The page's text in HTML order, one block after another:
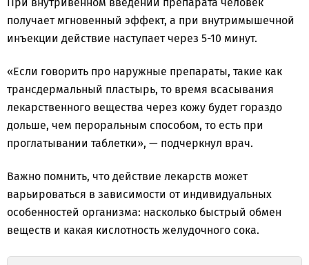
получает мгновенный эффект, а при внутримышечной
инъекции действие наступает через 5-10 минут.
«Если говорить про наружные препараты, такие как
трансдермальный пластырь, то время всасывания
лекарственного вещества через кожу будет гораздо
дольше, чем пероральным способом, то есть при
проглатывании таблетки», — подчеркнул врач.
Важно помнить, что действие лекарств может
варьироваться в зависимости от индивидуальных
особенностей организма: насколько быстрый обмен
веществ и какая кислотность желудочного сока.